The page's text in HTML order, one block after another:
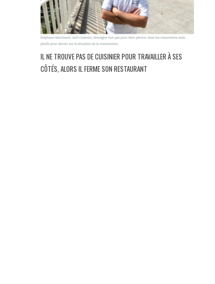
IL NE TROUVE PAS DE CUISINIER POUR TRAVAILLER À SES
CÔTÉS, ALORS IL FERME SON RESTAURANT